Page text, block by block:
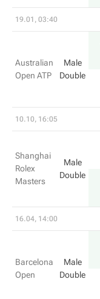
19.01, 03:40
Australian
Open ATP
Male
Double
10.10, 16:05
Shanghai
Rolex
Masters
Male
Double
16.04, 14:00
Barcelona
Open
Male
Double